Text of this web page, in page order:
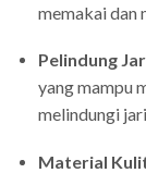
memakai dan
Pelindung
yang mampu
melindungi
Material